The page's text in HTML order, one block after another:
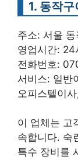
1. 동작
주소: 서울
영업시간: 24
전화번호:
서비스: 일반
오피스텔이
이 업체는 고
속합니다. 숙
특수 장비를